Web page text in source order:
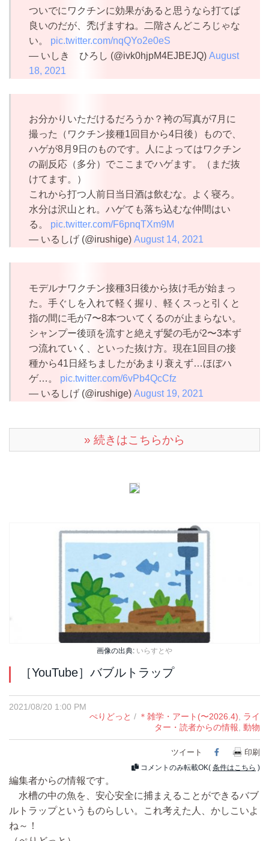
ついでにワクチンに効果があると思うなら打てば
良いのだが、禿げますね。二階さんどころじゃな
い。 pic.twitter.com/nqQYo2e0eS
— いしき ひろし (@ivk0hjpM4EJBEJQ) August
18, 2021
お分かりいただけるだろうか？袴の写真が7月に
撮った（ワクチン接種1回目から4日後）もので、
ハゲが8月9日のものです。人によってはワクチン
の副反応（多分）でここまでハゲます。（まだ抜
けてます。）
これから打つ人前日当日酒は飲むな。よく寝ろ。
水分は沢山とれ。ハゲても落ち込むな仲間はい
る。 pic.twitter.com/F6pnqTXm9M
— いるしげ (@irushige) August 14, 2021
モデルナワクチン接種3日後から抜け毛が始まっ
た。手ぐしを入れて軽く握り、軽くスっと引くと
指の間に毛が7〜8本ついてくるのが止まらない。
シャンプー後頭を流すと絶えず髪の毛が2〜3本ず
つ流れていく、といった抜け方。現在1回目の接
種から41日経ちましたがあまり衰えず…ほぼハ
ゲ…。 pic.twitter.com/6vPb4QcCfz
— いるしげ (@irushige) August 19, 2021
» 続きはこちらから
画像の出典: いらすとや
［YouTube］バブルトラップ
2021/08/20 1:00 PM
ぺりどっと / ＊雑学・アート(〜2026.4), ライ
ター・読者からの情報, 動物
ツイート Facebook
印刷
コメントのみ転載OK( 条件はこちら )
編集者からの情報です。
水槽の中の魚を、安心安全に捕まえることができるバブ
ルトラップというものらしい。これ考えた人、かしこいよ
ね～！